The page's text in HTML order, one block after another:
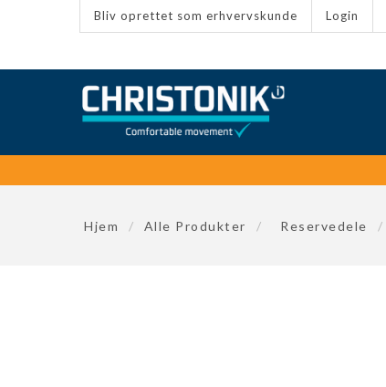
Bliv oprettet som erhvervskunde Login
Hjem / Alle Produkter / Reservedele /